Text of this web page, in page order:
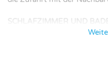
SCHLAFZIMMER UND